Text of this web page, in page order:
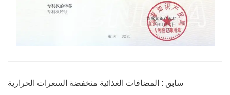
سابق : المضافات الغذائية منخفضة السعرات الحرارية